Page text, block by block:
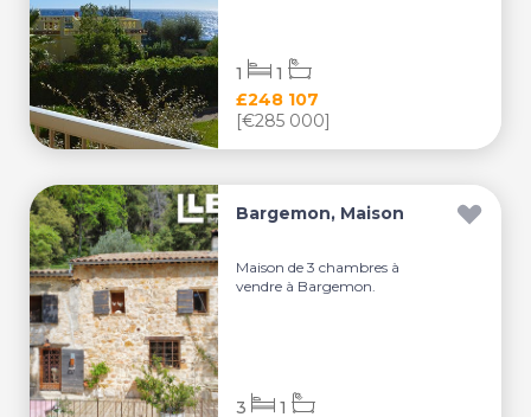
£248 107
[€285 000]
1 1
Bargemon, Maison
Maison de 3 chambres à
vendre à Bargemon.
3 1